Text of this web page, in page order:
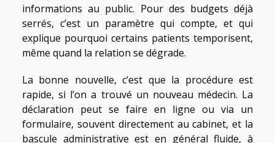
informations au public. Pour des budgets déjà
serrés, c’est un paramètre qui compte, et qui
explique pourquoi certains patients temporisent,
même quand la relation se dégrade.
La bonne nouvelle, c’est que la procédure est
rapide, si l’on a trouvé un nouveau médecin. La
déclaration peut se faire en ligne ou via un
formulaire, souvent directement au cabinet, et la
bascule administrative est en général fluide, à